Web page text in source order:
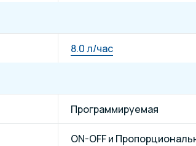
8.0 л/час
Программируемая
ON-OFF и